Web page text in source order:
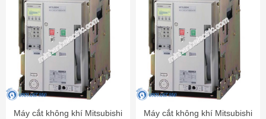
Máy cắt không khí Mitsubishi
Máy cắt không khí Mitsubishi